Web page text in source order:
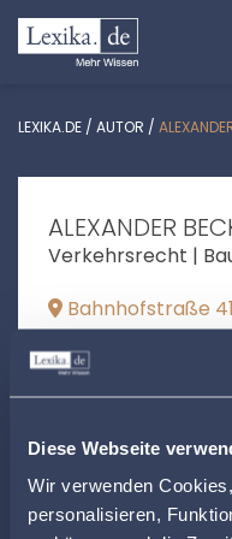
Diese Webseite
Wir verwenden
personalisieren,
LEXIKA.DE / AUTOR /
ALEXANDER
Verkehrsrecht |
Bahnhofstraße
becker.ra@t-
+49686174961
ra-alexander-
ÖFFNUNGSZEITEN